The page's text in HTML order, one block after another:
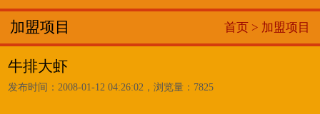
加盟项目 加盟项目
首页 >
牛排大虾
发布时间：2008-01-12 04:26:02，浏览量：7825